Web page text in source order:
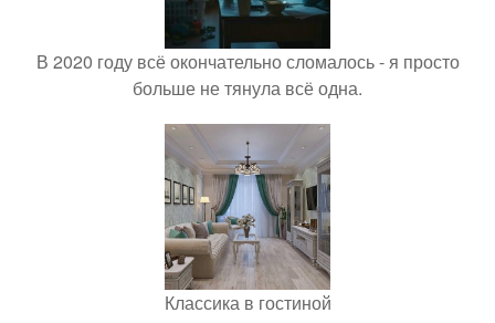
В 2020 году всё окончательно сломалось - я просто
больше не тянула всё одна.
Классика в гостиной